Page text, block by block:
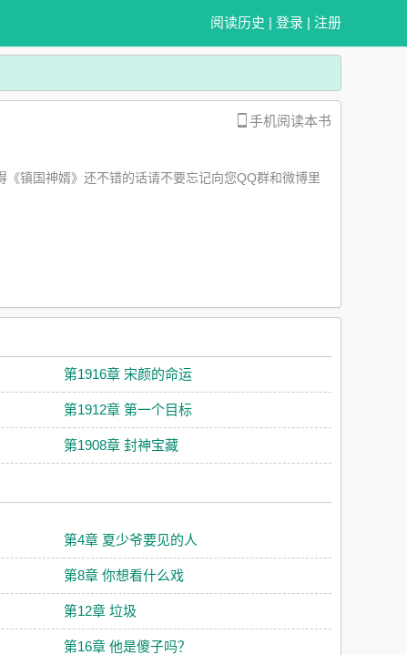
阅读历史 | 登录 | 注册
手机阅读本书
镇国神婿》还不错的话请不要忘记向您QQ群和微博里
第1916章 宋颜的命运
第1912章 第一个目标
第1908章 封神宝藏
第4章 夏少爷要见的人
第8章 你想看什么戏
第12章 垃圾
第16章 他是傻子吗？